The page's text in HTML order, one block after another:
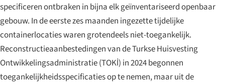
specificeren ontbraken in bijna elk geïnventariseerd openbaar
gebouw. In de eerste zes maanden ingezette tijdelijke
containerlocaties waren grotendeels niet-toegankelijk.
Reconstructieaanbestedingen van de Turkse Huisvesting
Ontwikkelingsadministratie (TOKİ) in 2024 begonnen
toegankelijkheidsspecificaties op te nemen, maar uit de